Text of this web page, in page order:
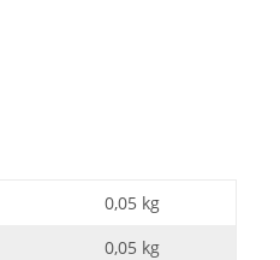
0,05 kg
0,05 kg